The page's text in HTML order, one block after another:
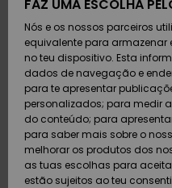
Snow
Neve
Snow
SURF
SNOW
DUPLA
PROMO
Cartão
FAZ UMA ESCOLHA
Nós e os nossos parceiros
equivalente para
no teu dispositivo. Esta
dados de navegação e
para te apresentar
personalizados; para medir
do conteúdo; para
para saber mais sobre o
melhorar os produtos dos
as tuas escolhas para
estão sujeitos ao teu